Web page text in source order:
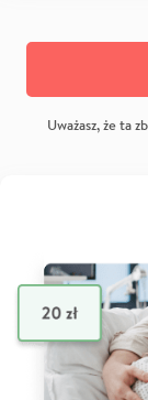
Uważasz, że ta